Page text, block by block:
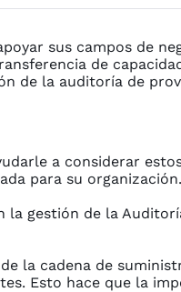
sus campos de
de
de la auditoría de
a considerar
para su organización.
la gestión de la
la cadena de
Esto hace que la